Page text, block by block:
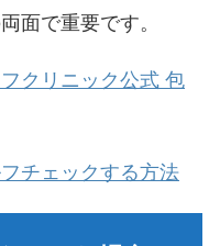
面で重要です。
クリニック公式 包
チェックする方法